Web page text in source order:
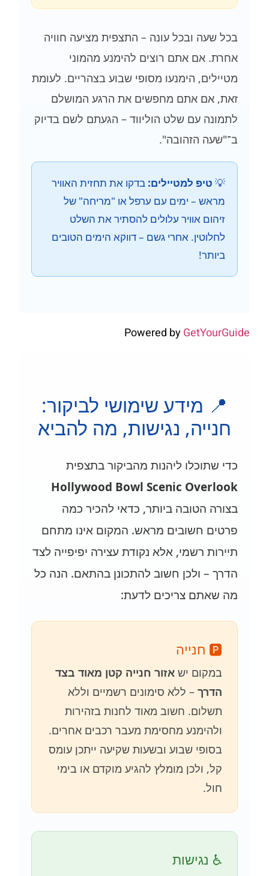
בכל שעה ובכל עונה – התצפית מציעה חוויה
אחרת. אם אתם רוצים להימנע מהמוני
מטיילים, הימנעו מסופי שבוע בצהריים. לעומת
זאת, אם אתם מחפשים את הרגע המושלם
לתמונה עם שלט הוליווד – הגעתם לשם בדיוק
ב־"שעה הזהובה".
💡 טיפ למטיילים: בדקו את תחזית האוויר
מראש – ימים עם ערפל או "מריחה" של
זיהום אוויר עלולים להסתיר את השלט
לחלוטין. אחרי גשם – דווקא הימים הטובים
ביותר!
Powered byGetYourGuide
📍 מידע שימושי לביקור:
חנייה, נגישות, מה להביא
כדי שתוכלו ליהנות מהביקור בתצפית
Hollywood Bowl Scenic Overlook
בצורה הטובה ביותר, כדאי להכיר כמה
פרטים חשובים מראש. המקום אינו מתחם
תיירות רשמי, אלא נקודת עצירה יפיפייה לצד
הדרך – ולכן חשוב להתכונן בהתאם. הנה כל
מה שאתם צריכים לדעת:
🅿️ חנייה
במקום ישאזור חנייה קטן מאוד בצד
הדרך – ללא סימונים רשמיים וללא
תשלום. חשוב מאוד לחנות בזהירות
ולהימנע מחסימת מעבר רכבים אחרים.
בסופי שבוע ובשעות שקיעה ייתכן עומס
קל, ולכן מומלץ להגיע מוקדם או בימי
חול.
♿ נגישות